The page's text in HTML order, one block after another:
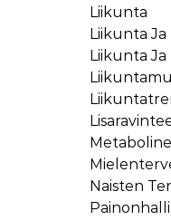
Liikunta
Liikunta
Liikunta Ja
Naisten